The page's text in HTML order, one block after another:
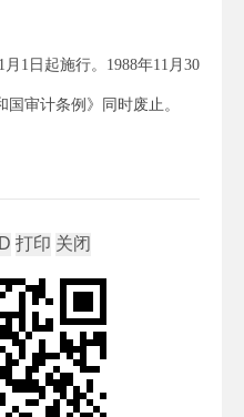
月1日起施行。1988年11月30
审计条例》同时废止。